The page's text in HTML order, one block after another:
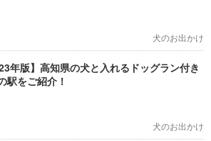
犬のお出かけ
年版】高知県の犬と入れるドッグラン付き
駅をご紹介！
犬のお出かけ